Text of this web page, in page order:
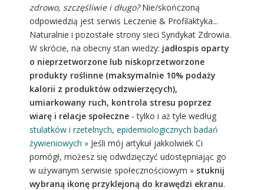
zdrowo, szczęśliwie i długo?Nie/skończoną
odpowiedzią jest serwis Leczenie & Profilaktyka...
Naturalnie i pozostałe strony sieci Syndykat Zdrowia.
W skrócie, na obecny stan wiedzy: jadłospis oparty
o nieprzetworzone lub niskoprzetworzone
produkty roślinne (maksymalnie 10% podaży
kalorii z produktów odzwierzęcych),
umiarkowany ruch, kontrola stresu poprzez
wiarę i relacje społeczne - tylko i aż tyle według
stulatków i rzetelnych, epidemiologicznych badań
żywieniowych » Jeśli mój artykuł jakkolwiek Ci
pomógł, możesz się odwdzięczyć udostępniając go
w używanym serwisie społecznościowym » stuknij
wybraną ikonę przyklejoną do krawędzi ekranu.